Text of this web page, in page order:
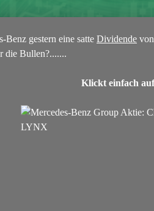
Benz gestern eine satte Dividende
die Bullen?.......
Klickt einfach